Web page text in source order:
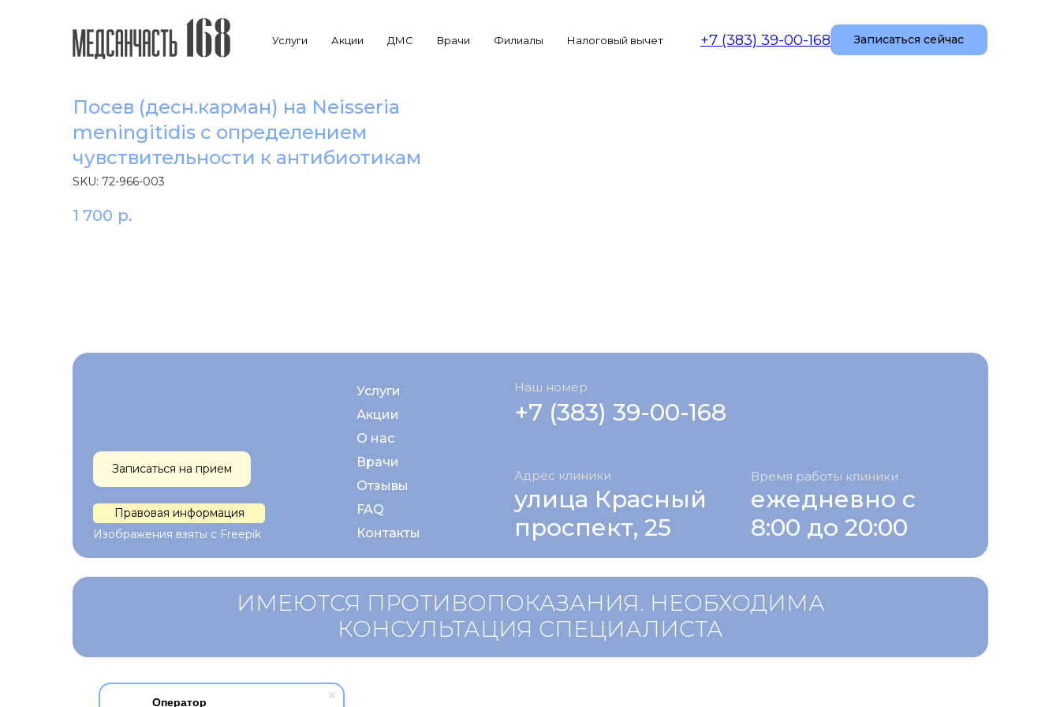
Оператор
Услуги Акции ДМС Врачи Филиалы Налоговый вычет +7 (383) 39-00-168 Записаться сейчас
Посев (десн.карман) на Neisseria
meningitidis с определением
чувcтвительности к антибиотикам
SKU: 72-966-003
1 700 р.
Услуги
Правовая информация
Акции
Врачи
О нас
+7 (383) 39-00-168
Отзывы
FAQ
Контакты
Наш номер
ежедневно с
8:00 до 20:00
Время работы клиники
Адрес клиники
улица Красный
проспект, 25
Записаться на прием
Изображения взяты с Freepik
ИМЕЮТСЯ ПРОТИВОПОКАЗАНИЯ. НЕОБХОДИМА
КОНСУЛЬТАЦИЯ СПЕЦИАЛИСТА